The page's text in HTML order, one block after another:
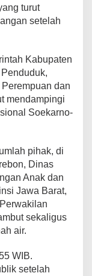
turut
setelah
Kabupaten
dan
mendampingi
Soekarno-
pihak, di
Dinas
Anak dan
Jawa Barat,
sekaligus
air.
WIB.
setelah